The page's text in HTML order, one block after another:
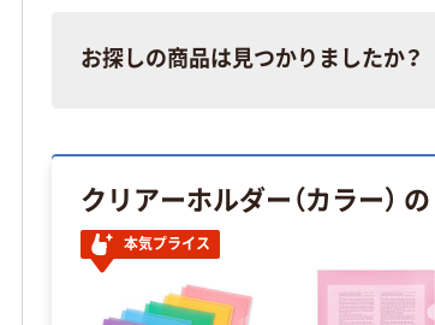
お探しの商品は見つかりましたか？
クリアーホルダー（カラー）
本気プライス
本気プライス
期間限定価格
アスクル プラ
スチックグロー
ブ 薄手 粉な
本気プライス
ファ
ス1(
定モ